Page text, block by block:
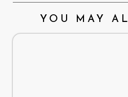
YOU MAY